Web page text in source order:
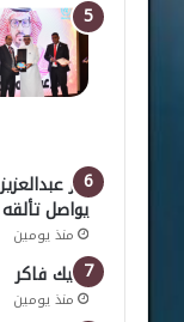
بدر
يواصل
منذ يومين
خليك فاكر
منذ يومين